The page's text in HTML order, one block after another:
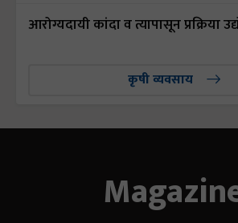
आरोग्यदायी कांदा व त्यापासून प्रक्रिया
कृषी व्यवसाय